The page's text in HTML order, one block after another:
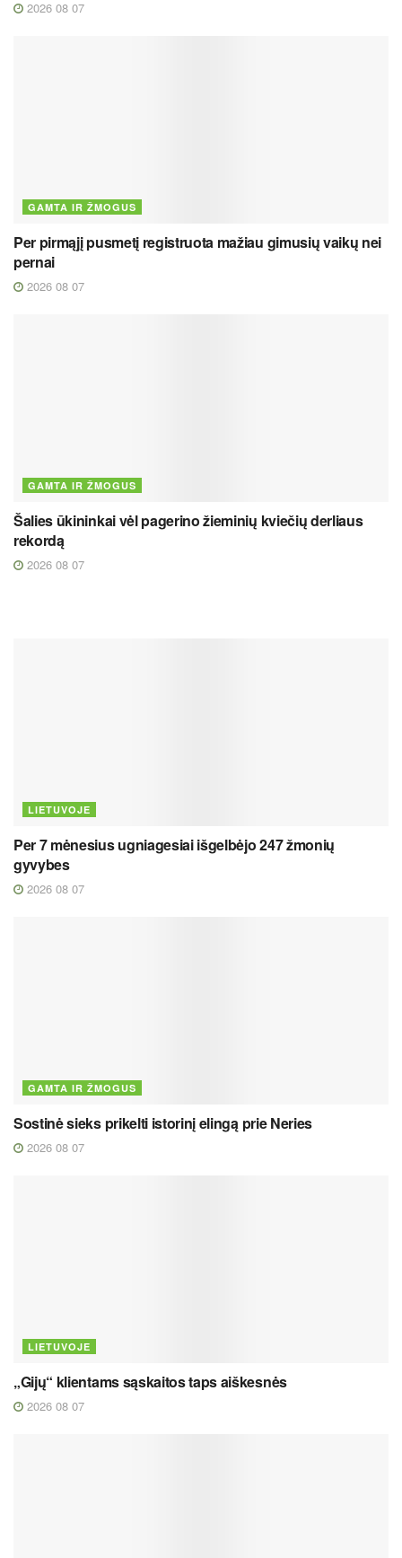
2026 08 07
GAMTA IR ŽMOGUS
Per pirmąjį pusmetį registruota mažiau gimusių vaikų nei
pernai
2026 08 07
GAMTA IR ŽMOGUS
Šalies ūkininkai vėl pagerino žieminių kviečių derliaus
rekordą
2026 08 07
LIETUVOJE
Per 7 mėnesius ugniagesiai išgelbėjo 247 žmonių
gyvybes
2026 08 07
GAMTA IR ŽMOGUS
Sostinė sieks prikelti istorinį elingą prie Neries
2026 08 07
LIETUVOJE
„Gijų“ klientams sąskaitos taps aiškesnės
2026 08 07